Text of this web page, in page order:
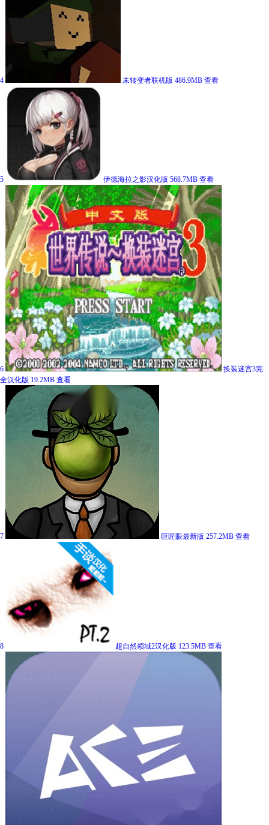
4 未转变者联机版 486.9MB 查看
5 伊德海拉之影汉化版 568.7MB 查看
6
换装迷宫3完
全汉化版 19.2MB 查看
7 巨匠眼最新版 257.2MB 查看
8 超自然领域2汉化版 123.5MB 查看